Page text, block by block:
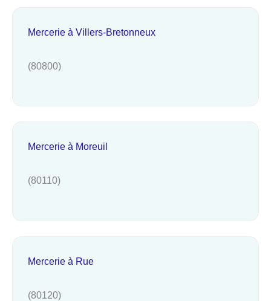
Mercerie à Villers-Bretonneux
(80800)
Mercerie à Moreuil
(80110)
Mercerie à Rue
(80120)